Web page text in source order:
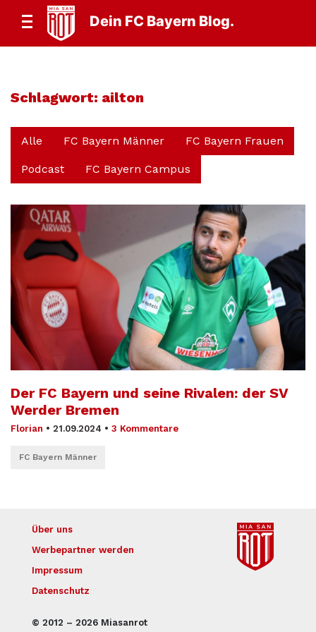
Dein FC Bayern Blog.
Schlagwort: ailton
Alle FC Bayern Männer FC Bayern Frauen
Podcast FC Bayern Campus
Der FC Bayern und seine Rivalen: der SV
Werder Bremen
Florian • 21.09.2024 • 3 Kommentare
FC Bayern Männer
© 2012 – 2026 Miasanrot
Über uns
Werbepartner werden
Impressum
Datenschutz